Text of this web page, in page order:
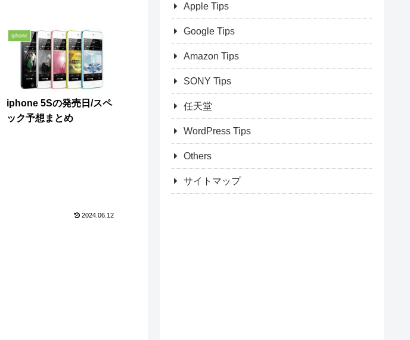
iphone
iphone 5Sの発売日/スペ
ック予想まとめ
2024.06.12
Apple Tips
Google Tips
Amazon Tips
SONY Tips
任天堂
WordPress Tips
Others
サイトマップ